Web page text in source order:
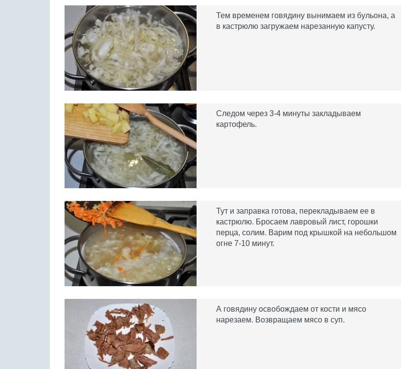
Тем временем говядину вынимаем из бульона, а
в кастрюлю загружаем нарезанную капусту.
Следом через 3-4 минуты закладываем
картофель.
Тут и заправка готова, перекладываем ее в
кастрюлю. Бросаем лавровый лист, горошки
перца, солим. Варим под крышкой на небольшом
огне 7-10 минут.
А говядину освобождаем от кости и мясо
нарезаем. Возвращаем мясо в суп.